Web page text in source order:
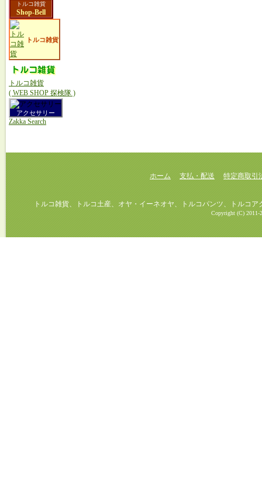
トルコ雑貨
Shop-Bell
トルコ雑貨
トルコ雑貨
( WEB SHOP 探検隊 )
アクセサリー
Zakka Search
ホーム 支払・配送 特定商取引
トルコ雑貨、トルコ土産、オヤ・イーネオヤ、トルコパンツ、トルコアク
Copyright (C) 2011-